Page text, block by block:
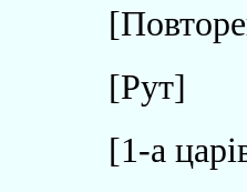
[Рут]
[1-а